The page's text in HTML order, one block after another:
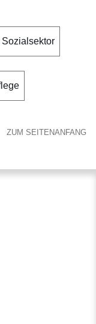
ZUM SEITENANFANG